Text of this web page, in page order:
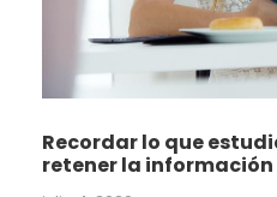
Recordar lo que
retener la